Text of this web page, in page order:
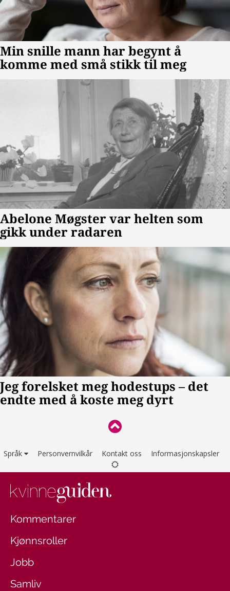
Språk Personvernvilkår Kontakt oss Informasjonskapsler
Kommentarer
Kjønnsroller
Jobb
Samliv